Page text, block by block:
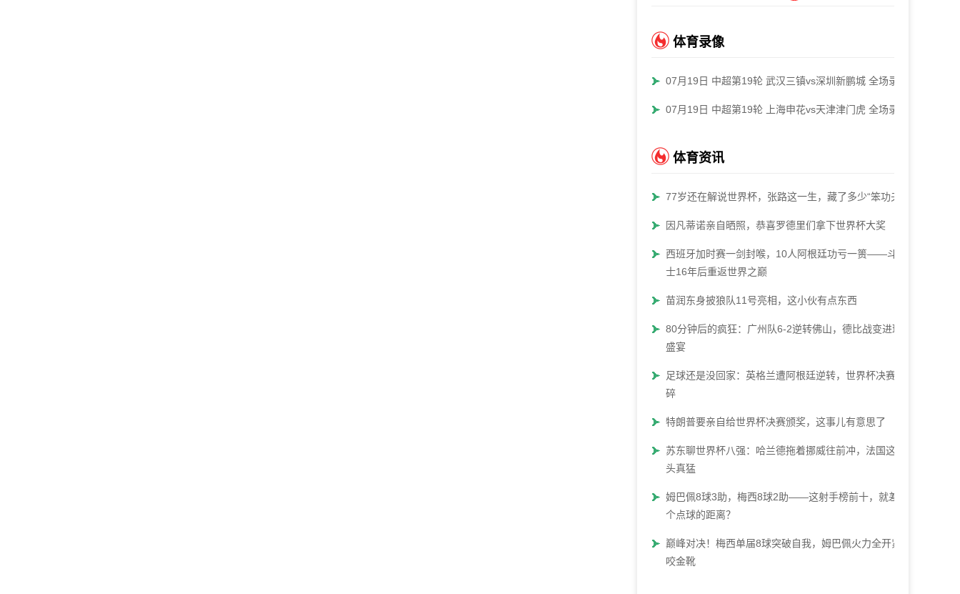
体育录像
07月19日 中超第19轮 武汉三镇vs深圳新鹏城 全场录像
07月19日 中超第19轮 上海申花vs天津津门虎 全场录像
体育资讯
77岁还在解说世界杯，张路这一生，藏了多少“笨功夫”
因凡蒂诺亲自晒照，恭喜罗德里们拿下世界杯大奖
西班牙加时赛一剑封喉，10人阿根廷功亏一篑——斗牛
士16年后重返世界之巅
苗润东身披狼队11号亮相，这小伙有点东西
80分钟后的疯狂：广州队6-2逆转佛山，德比战变进球
盛宴
足球还是没回家：英格兰遭阿根廷逆转，世界杯决赛梦
碎
特朗普要亲自给世界杯决赛颁奖，这事儿有意思了
苏东聊世界杯八强：哈兰德拖着挪威往前冲，法国这势
头真猛
姆巴佩8球3助，梅西8球2助——这射手榜前十，就差一
个点球的距离？
巅峰对决！梅西单届8球突破自我，姆巴佩火力全开紧
咬金靴